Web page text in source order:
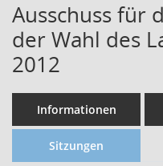
Ausschuss für
der Wahl des
2012
Informationen
Sitzungen